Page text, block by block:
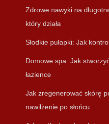
Zdrowe nawyki na
który działa
Słodkie pułapki: Jak
Domowe spa: Jak
łazience
Jak zregenerować skórę
nawilżenie po słońcu